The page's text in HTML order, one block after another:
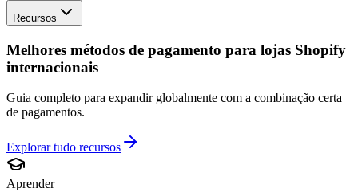
Recursos
Melhores métodos de pagamento para lojas Shopify
internacionais
Guia completo para expandir globalmente com a combinação certa
de pagamentos.
Explorar tudo recursos
Aprender